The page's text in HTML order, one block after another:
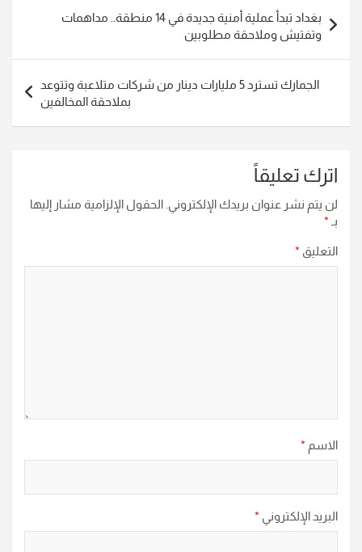
المقالات
بغداد تبدأ عملية أمنية جديدة في 14 منطقة.. مداهمات
وتفتيش وملاحقة مطلوبين
الجمارك تسترد 5 مليارات دينار من شركات متلاعبة وتتوعد
بملاحقة المخالفين
اترك تعليقاً
لن يتم نشر عنوان بريدك الإلكتروني. الحقول الإلزامية مشار إليها
بـ *
التعليق *
الاسم *
البريد الإلكتروني *